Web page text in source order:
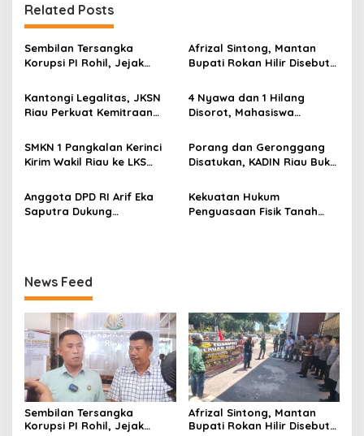
a
s
i
o
Related Posts
Sembilan Tersangka
Korupsi PI Rohil, Jejak
Masih Didalami
Afrizal Sintong, Mantan
Bupati Rokan Hilir Disebut
Diterima Kejati, GMPR
Desak Usut Dividen Rp331,7
Kantongi Legalitas, JKSN
Riau Perkuat Kemitraan
Ketahanan Bangsa
4 Nyawa dan 1 Hilang
Disorot, Mahasiswa
Pelindo
SMKN 1 Pangkalan Kerinci
Kirim Wakil Riau ke LKS
Porang dan Geronggang
Disatukan, KADIN Riau Buka
Bengkalis
Anggota DPD RI Arif Eka
Saputra Dukung
Kekuatan Hukum
Penguasaan Fisik Tanah
News Feed
Sembilan Tersangka
Korupsi PI Rohil, Jejak
Afrizal Sintong, Mantan
Bupati Rokan Hilir Disebut